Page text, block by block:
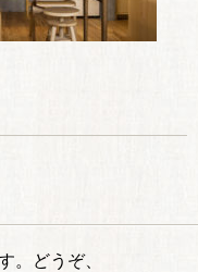
。どうぞ、